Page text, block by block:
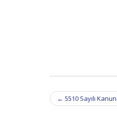
Post
navigation
← 5510 Sayılı